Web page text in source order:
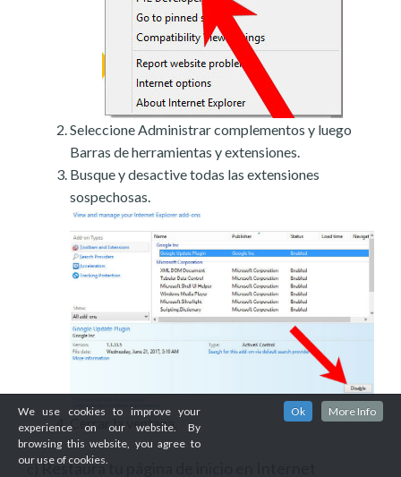
Seleccione Administrar complementos y luego
Barras de herramientas y extensiones.
Busque y desactive todas las extensiones
sospechosas.
Cerrar la ventana.
c)Restaura tu página de inicio en Internet
We use cookies to improve your
experience on our website. By
browsing this website, you agree to
our use of cookies.
Ok More Info